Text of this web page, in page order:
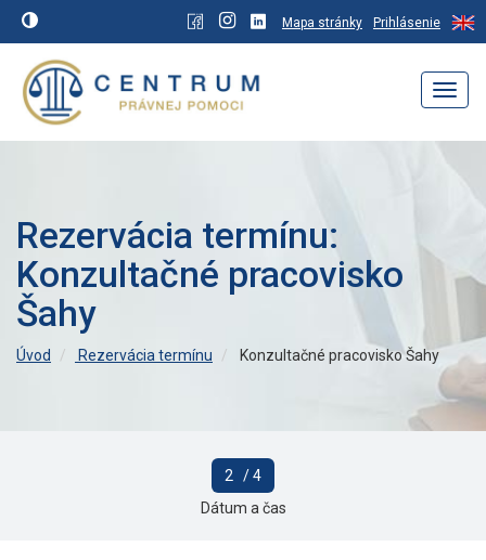
Mapa stránky Prihlásenie
Rezervácia termínu:
Konzultačné pracovisko
Šahy
Úvod Rezervácia termínu Konzultačné pracovisko Šahy
2
/ 4
Dátum a čas